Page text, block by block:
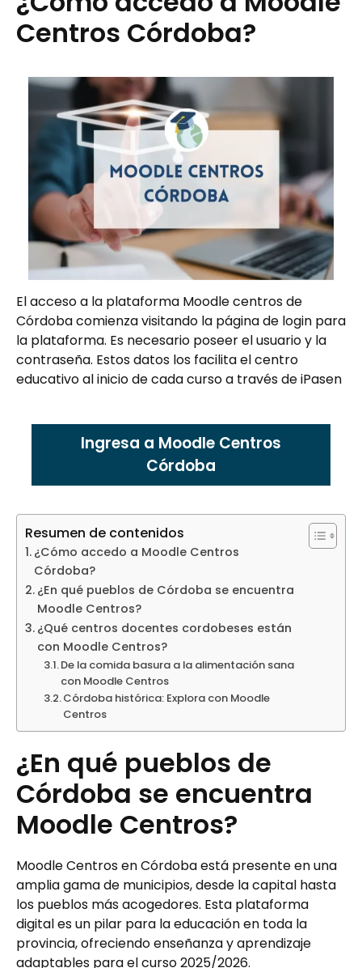
Centros Córdoba?
El acceso a la plataforma Moodle centros de
Córdoba comienza visitando la página de login para
la plataforma. Es necesario poseer el usuario y la
contraseña. Estos datos los facilita el centro
educativo al inicio de cada curso a través de iPasen
Ingresa a Moodle Centros
Córdoba
Resumen de contenidos
¿Cómo accedo a Moodle Centros
Córdoba?
¿En qué pueblos de Córdoba se encuentra
Moodle Centros?
¿Qué centros docentes cordobeses están
con Moodle Centros?
De la comida basura a la alimentación sana
con Moodle Centros
Córdoba histórica: Explora con Moodle
Centros
¿En qué pueblos de
Córdoba se encuentra
Moodle Centros?
Moodle Centros en Córdoba está presente en una
amplia gama de municipios, desde la capital hasta
los pueblos más acogedores. Esta plataforma
digital es un pilar para la educación en toda la
provincia, ofreciendo enseñanza y aprendizaje
adaptables para el curso 2025/2026.